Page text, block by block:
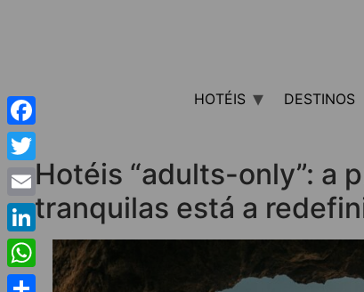
HOTÉIS DESTINOS
Hotéis “adults-only”: a
tranquilas está a
Facebook
Twitter
Email
LinkedIn
WhatsApp